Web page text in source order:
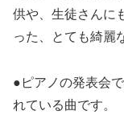
供や、生徒さんに
った、とても綺麗
●ピアノの発表会で
れている曲です。